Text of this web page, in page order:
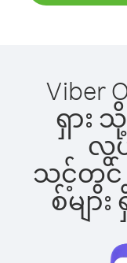
Viber
ရှား
လွ
သင့်တွင်
စ်မျ